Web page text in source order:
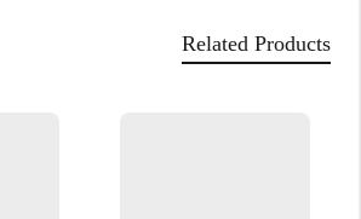
Related Products